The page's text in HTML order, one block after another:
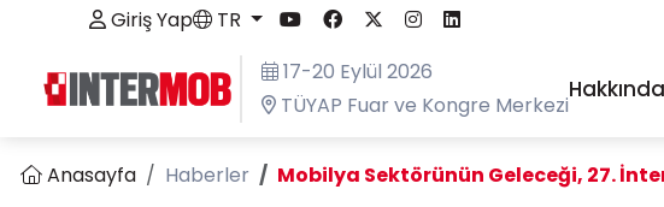
Giriş Yap
TR
17-20 Eylül 2026
TÜYAP Fuar ve Kongre Merkezi
Hakkında
Anasayfa Haberler Mobilya Sektörünün Geleceği, 27.